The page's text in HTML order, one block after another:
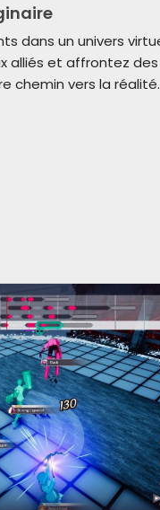
dans un univers
alliés et affrontez
chemin vers la réalité.